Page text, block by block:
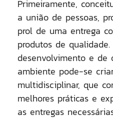
Primeiramente,
a união de pessoas,
prol de uma entrega
produtos de
desenvolvimento e de
ambiente pode-se
multidisciplinar, que
melhores práticas e
as entregas